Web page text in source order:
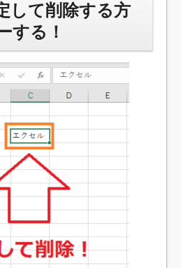
して削除する方
する！